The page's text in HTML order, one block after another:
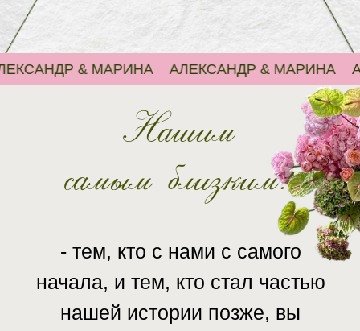
& МАРИНА АЛЕКСАНДР & МАРИНА
- тем, кто с нами с самого
начала, и тем, кто стал частью
нашей истории позже, вы
Нашим
самым близким!